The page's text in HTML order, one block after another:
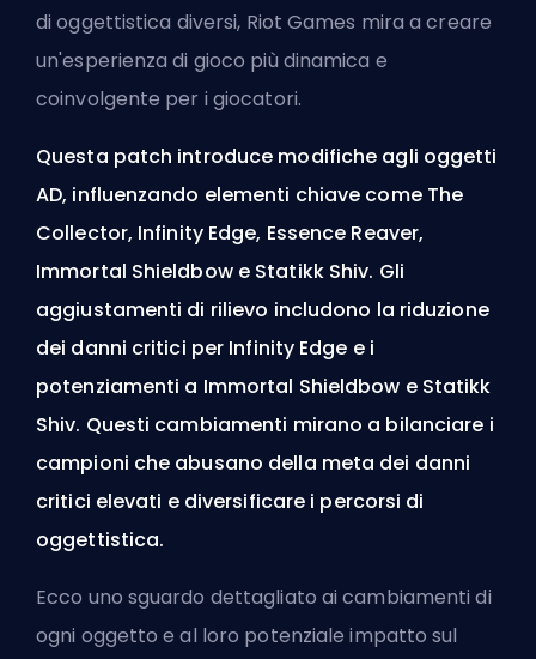
di oggettistica diversi, Riot Games mira a creare
un'esperienza di gioco più dinamica e
coinvolgente per i giocatori.
Questa patch introduce modifiche agli oggetti
AD, influenzando elementi chiave come The
Collector, Infinity Edge, Essence Reaver,
Immortal Shieldbow e Statikk Shiv. Gli
aggiustamenti di rilievo includono la riduzione
dei danni critici per Infinity Edge e i
potenziamenti a Immortal Shieldbow e Statikk
Shiv. Questi cambiamenti mirano a bilanciare i
campioni che abusano della meta dei danni
critici elevati e diversificare i percorsi di
oggettistica.
Ecco uno sguardo dettagliato ai cambiamenti di
ogni oggetto e al loro potenziale impatto sul